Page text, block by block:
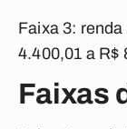
Faixa 3: renda
4.400,01 a R$
Faixas